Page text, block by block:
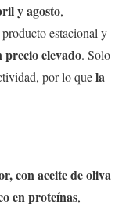
y agosto,
estacional y
elevado. Solo
por lo quela
con aceite de oliva
en proteínas,